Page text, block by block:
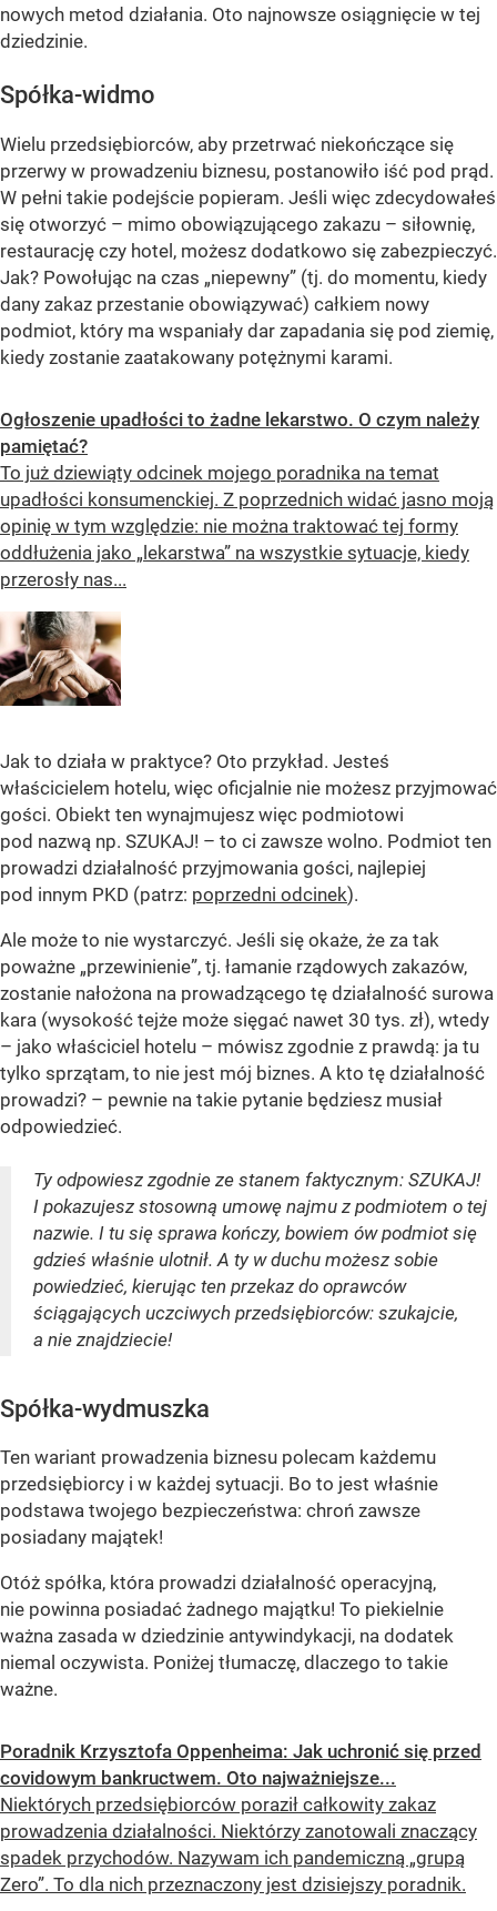
nowych metod działania. Oto najnowsze osiągnięcie w tej
dziedzinie.
Spółka-widmo
Wielu przedsiębiorców, aby przetrwać niekończące się
przerwy w prowadzeniu biznesu, postanowiło iść pod prąd.
W pełni takie podejście popieram. Jeśli więc zdecydowałeś
się otworzyć – mimo obowiązującego zakazu – siłownię,
restaurację czy hotel, możesz dodatkowo się zabezpieczyć.
Jak? Powołując na czas „niepewny” (tj. do momentu, kiedy
dany zakaz przestanie obowiązywać) całkiem nowy
podmiot, który ma wspaniały dar zapadania się pod ziemię,
kiedy zostanie zaatakowany potężnymi karami.
Ogłoszenie upadłości to żadne lekarstwo. O czym należy
pamiętać?
To już dziewiąty odcinek mojego poradnika na temat
upadłości konsumenckiej. Z poprzednich widać jasno moją
opinię w tym względzie: nie można traktować tej formy
oddłużenia jako „lekarstwa” na wszystkie sytuacje, kiedy
przerosły nas...
Jak to działa w praktyce? Oto przykład. Jesteś
właścicielem hotelu, więc oficjalnie nie możesz przyjmować
gości. Obiekt ten wynajmujesz więc podmiotowi
pod nazwą np. SZUKAJ! – to ci zawsze wolno. Podmiot ten
prowadzi działalność przyjmowania gości, najlepiej
pod innym PKD (patrz: poprzedni odcinek).
Ale może to nie wystarczyć. Jeśli się okaże, że za tak
poważne „przewinienie”, tj. łamanie rządowych zakazów,
zostanie nałożona na prowadzącego tę działalność surowa
kara (wysokość tejże może sięgać nawet 30 tys. zł), wtedy
– jako właściciel hotelu – mówisz zgodnie z prawdą: ja tu
tylko sprzątam, to nie jest mój biznes. A kto tę działalność
prowadzi? – pewnie na takie pytanie będziesz musiał
odpowiedzieć.
Ty odpowiesz zgodnie ze stanem faktycznym: SZUKAJ!
I pokazujesz stosowną umowę najmu z podmiotem o tej
nazwie. I tu się sprawa kończy, bowiem ów podmiot się
gdzieś właśnie ulotnił. A ty w duchu możesz sobie
powiedzieć, kierując ten przekaz do oprawców
ściągających uczciwych przedsiębiorców: szukajcie,
a nie znajdziecie!
Spółka-wydmuszka
Ten wariant prowadzenia biznesu polecam każdemu
przedsiębiorcy i w każdej sytuacji. Bo to jest właśnie
podstawa twojego bezpieczeństwa: chroń zawsze
posiadany majątek!
Otóż spółka, która prowadzi działalność operacyjną,
nie powinna posiadać żadnego majątku! To piekielnie
ważna zasada w dziedzinie antywindykacji, na dodatek
niemal oczywista. Poniżej tłumaczę, dlaczego to takie
ważne.
Poradnik Krzysztofa Oppenheima: Jak uchronić się przed
covidowym bankructwem. Oto najważniejsze...
Niektórych przedsiębiorców poraził całkowity zakaz
prowadzenia działalności. Niektórzy zanotowali znaczący
spadek przychodów. Nazywam ich pandemiczną „grupą
Zero”. To dla nich przeznaczony jest dzisiejszy poradnik.